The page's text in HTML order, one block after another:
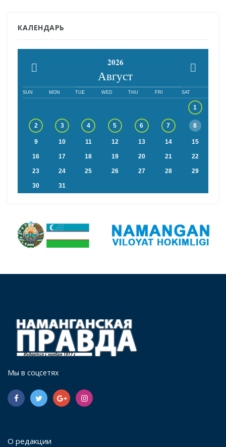
КАЛЕНДАРЬ
2026
Август
SUN MON TUE WED THU FRI SAT
1
2 3 4 5 6 7 8
9 10 11 12 13 14 15
16 17 18 19 20 21 22
23 24 25 26 27 28 29
30 31
Мы в соцсетях
О редакции